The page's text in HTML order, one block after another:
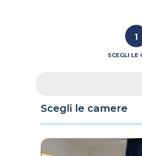
1
SCEGLI LE
Scegli le camere